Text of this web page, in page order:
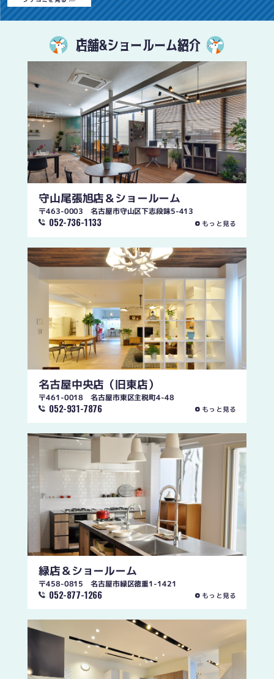
店舗&ショールーム紹介
守山尾張旭店＆ショールーム
〒463-0003 名古屋市守山区下志段味5-413
052-736-1133 もっと見る
名古屋中央店 （旧東店）
〒461-0018 名古屋市東区主税町4-48
052-931-7876 もっと見る
緑店＆ショールーム
〒458-0815 名古屋市緑区徳重1-1421
052-877-1266 もっと見る